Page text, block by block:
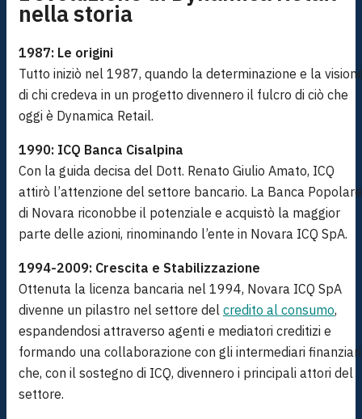
nella storia
1987: Le origini
Tutto iniziò nel 1987, quando la determinazione e la
di chi credeva in un progetto divennero il fulcro di ciò che
oggi è Dynamica Retail.
1990: ICQ Banca Cisalpina
Con la guida decisa del Dott. Renato Giulio Amato, ICQ
attirò l’attenzione del settore bancario. La Banca Popolare
di Novara riconobbe il potenziale e acquistò la maggior
parte delle azioni, rinominando l’ente in Novara ICQ SpA.
1994-2009: Crescita e Stabilizzazione
Ottenuta la licenza bancaria nel 1994, Novara ICQ SpA
divenne un pilastro nel settore del credito al consumo,
espandendosi attraverso agenti e mediatori creditizi e
formando una collaborazione con gli intermediari
che, con il sostegno di ICQ, divennero i principali attori del
settore.